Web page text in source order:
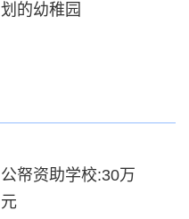
划的幼稚园
公帑资助学校:30万
元